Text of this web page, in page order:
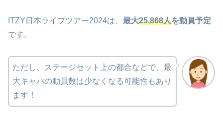
ITZY日本ライブツアー2024は、 最大25,868人を動員予定
です。
ただし、ステージセット上の都合などで、最
大キャパの動員数は少なくなる可能性もあり
ます！